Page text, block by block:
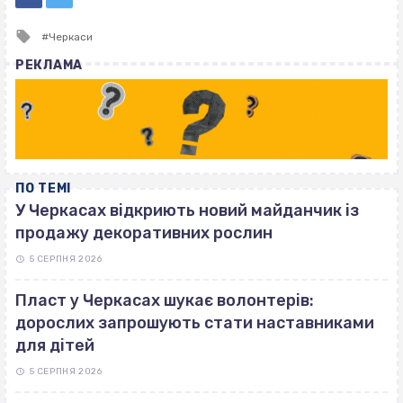
Tagged
Черкаси
РЕКЛАМА
ПО ТЕМІ
У Черкасах відкриють новий майданчик із
продажу декоративних рослин
5 СЕРПНЯ 2026
Пласт у Черкасах шукає волонтерів:
дорослих запрошують стати наставниками
для дітей
5 СЕРПНЯ 2026